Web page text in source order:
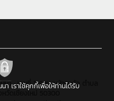
นา : เลขที่ 128 ถนนห้วยแก้ว ตำบล
วัดเชียงใหม่ 50300
า เราใช้คุกกี้เพื่อให้ท่านได้รับ